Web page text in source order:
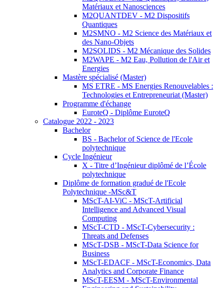
Matériaux et Nanosciences
M2QUANTDEV - M2 Dispositifs
Quantiques
M2SMNO - M2 Science des Matériaux et
des Nano-Objets
M2SOLIDS - M2 Mécanique des Solides
M2WAPE - M2 Eau, Pollution de l'Air et
Energies
Mastère spécialisé (Master)
MS ETRE - MS Energies Renouvelables :
Technologies et Entrepreneuriat (Master)
Programme d'échange
EuroteQ - Diplôme EuroteQ
Catalogue 2022 - 2023
Bachelor
BS - Bachelor of Science de l'Ecole
polytechnique
Cycle Ingénieur
X - Titre d’Ingénieur diplômé de l’École
polytechnique
Diplôme de formation gradué de l'Ecole
Polytechnique -MSc&T
MScT-AI-ViC - MScT-Artificial
Intelligence and Advanced Visual
Computing
MScT-CTD - MScT-Cybersecurity :
Threats and Defenses
MScT-DSB - MScT-Data Science for
Business
MScT-EDACF - MScT-Economics, Data
Analytics and Corporate Finance
MScT-EESM - MScT-Environmental